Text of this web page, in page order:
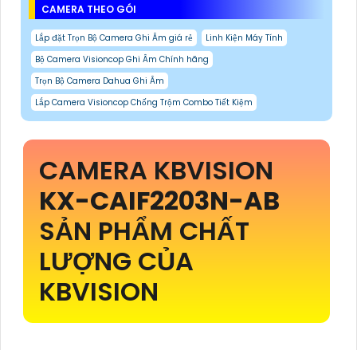
CAMERA THEO GÓI
Lắp đặt Trọn Bộ Camera Ghi Âm giá rẻ
Linh Kiện Máy Tính
Bộ Camera Visioncop Ghi Âm Chính hãng
Trọn Bộ Camera Dahua Ghi Âm
Lắp Camera Visioncop Chống Trộm Combo Tiết Kiệm
CAMERA KBVISION
KX-CAIF2203N-AB
SẢN PHẨM CHẤT
LƯỢNG CỦA
KBVISION